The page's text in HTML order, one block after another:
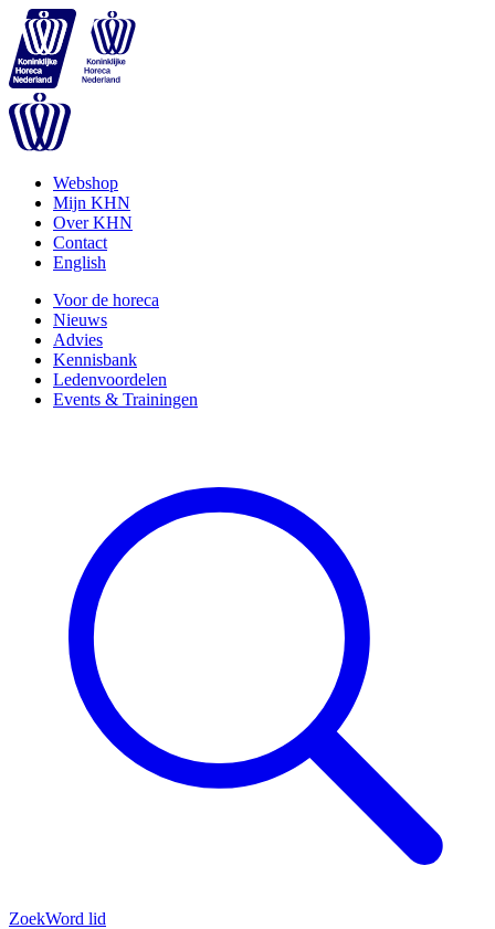
Webshop
Mijn KHN
Over KHN
Contact
English
Voor de horeca
Nieuws
Advies
Kennisbank
Ledenvoordelen
Events & Trainingen
ZoekWord lid